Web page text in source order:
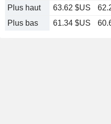
Plus haut
63.62 $US
Plus bas
61.34 $US